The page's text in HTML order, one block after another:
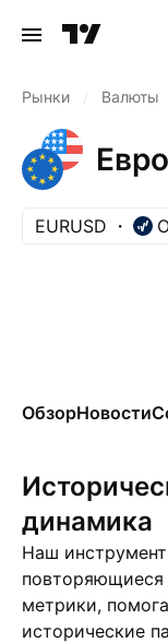
Рынки Валюты
EURUSD
ОбзорНовости
динамика
Наш инструмент
повторяющиеся
метрики,
исторические